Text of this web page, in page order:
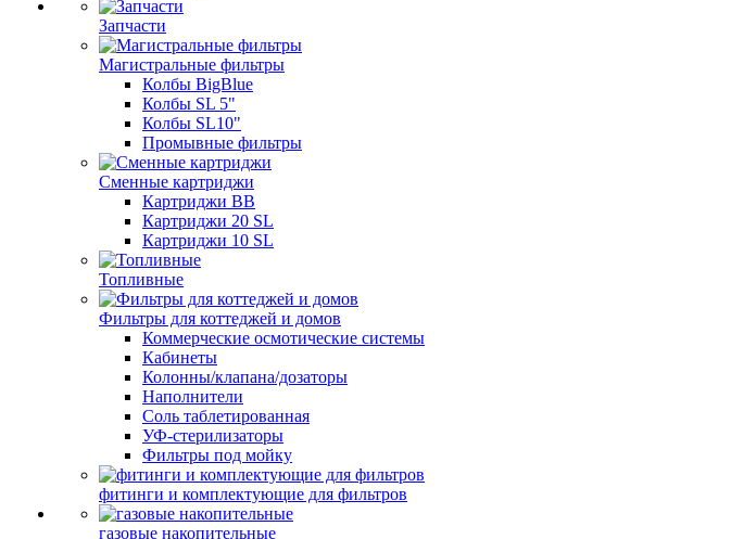
Запчасти
Магистральные фильтры
Колбы BigBlue
Колбы SL 5"
Колбы SL10"
Промывные фильтры
Сменные картриджи
Картриджи BB
Картриджи 20 SL
Картриджи 10 SL
Топливные
Фильтры для коттеджей и домов
Коммерческие осмотические системы
Кабинеты
Колонны/клапана/дозаторы
Наполнители
Соль таблетированная
УФ-стерилизаторы
Фильтры под мойку
фитинги и комплектующие для фильтров
газовые накопительные